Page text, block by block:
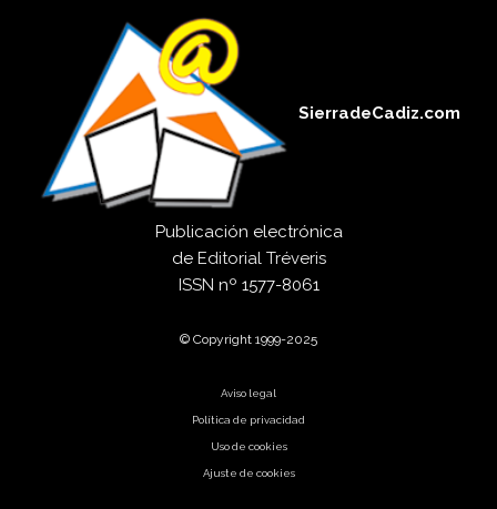
SierradeCadiz.com
Publicación electrónica
de Editorial Tréveris
ISSN nº 1577-8061
© Copyright 1999-2025
Aviso legal
Política de privacidad
Uso de cookies
Ajuste de cookies